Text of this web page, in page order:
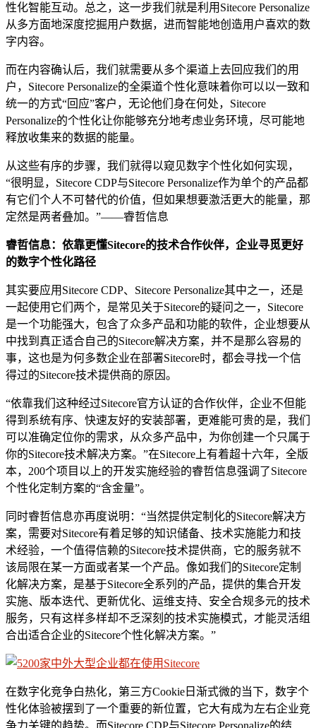
性化智能互动。总之，这一步我们就是利用Sitecore Personalize
从多方面地深度挖掘用户数据，进而智能地创造用户喜欢的数
字内容。
而在内容确认后，我们就需要从多个渠道上去回应我们的用
户，Sitecore Personalize的全渠道个性化意味着你可以以一致和
统一的方式“回应”客户，无论他们身在何处，Sitecore
Personalize的个性化让你能够充分地考虑业务环境，尽可能地
释放收集来的数据的能量。
从这些有序的步骤，我们就得以窥见数字个性化如何实现，
“很明显，Sitecore CDP与Sitecore Personalize作为单个的产品都
有它们个人不可替代的价值，但如果想要激活更大的能量，那
定然是两者叠加。”——睿哲信息
睿哲信息：依靠更懂Sitecore的技术合作伙伴， 企业寻觅更好
的数字个性化路径
其实要应用Sitecore CDP、Sitecore Personalize其中之一，还是
一起使用它们两个，是常见关于Sitecore的疑问之一，Sitecore
是一个功能强大，包含了众多产品和功能的软件，企业想要从
中找到真正适合自己的Sitecore解决方案，并不是那么容易的
事，这也是为何多数企业在部署Sitecore时，都会寻找一个信
得过的Sitecore技术提供商的原因。
“依靠我们这种经过Sitecore官方认证的合作伙伴，企业不但能
得到系统有序、快速友好的安装部署，更难能可贵的是，我们
可以准确定位你的需求，从众多产品中，为你创建一个只属于
你的Sitecore技术解决方案。”在Sitecore上有着超十六年，全版
本，200个项目以上的开发实施经验的睿哲信息强调了Sitecore
个性化定制方案的“含金量”。
同时睿哲信息亦再度说明：“当然提供定制化的Sitecore解决方
案，需要对Sitecore有着足够的知识储备、技术实施能力和技
术经验，一个值得信赖的Sitecore技术提供商，它的服务就不
该局限在某一方面或者某一个产品。像如我们的Sitecore定制
化解决方案，是基于Sitecore全系列的产品，提供的集合开发
实施、版本迭代、更新优化、运维支持、安全合规多元的技术
服务，只有这样多样却不乏深刻的技术实施模式，才能灵活组
合出适合企业的Sitecore个性化解决方案。”
在数字化竞争白热化，第三方Cookie日渐式微的当下，数字个
性化体验被摆到了一个重要的新位置，它大有成为左右企业竞
争力关键的趋势。而Sitecore CDP与Sitecore Personalize的结